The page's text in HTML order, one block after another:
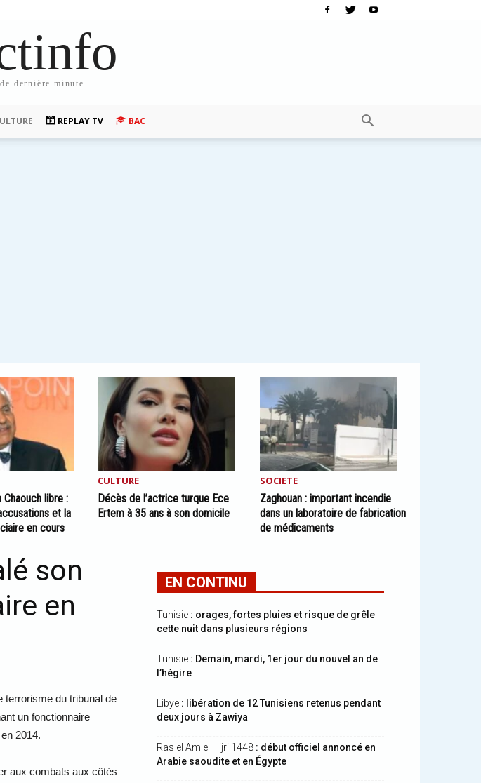
dernière minute
REPLAY TV BAC
libre :
et la
en cours
CULTURE
Décès de l’actrice turque Ece
Ertem à 35 ans à son domicile
SOCIETE
Zaghouan : important incendie
dans un laboratoire de fabrication
de médicaments
son
en
terrorisme du tribunal de
un fonctionnaire
2014.
aux combats aux côtés
EN CONTINU
Tunisie : orages, fortes pluies et risque de grêle
cette nuit dans plusieurs régions
Tunisie : Demain, mardi, 1er jour du nouvel an de
l’hégire
Libye : libération de 12 Tunisiens retenus pendant
deux jours à Zawiya
Ras el Am el Hijri 1448 : début officiel annoncé en
Arabie saoudite et en Égypte